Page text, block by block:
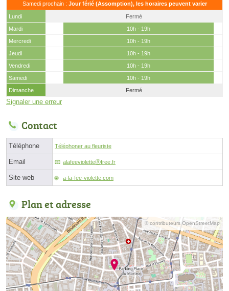
Samedi prochain : Jour férié (Assomption), les horaires peuvent varier
Lundi
Fermé
Mardi
10h - 19h
Mercredi
10h - 19h
Jeudi
10h - 19h
Vendredi
10h - 19h
Samedi
10h - 19h
Dimanche
Fermé
Signaler une erreur
Contact
Téléphone Téléphoner au fleuriste
Email alafeevioletteⓐfree.fr
Site web a-la-fee-violette.com
Plan et adresse
© contributeurs OpenStreetMap